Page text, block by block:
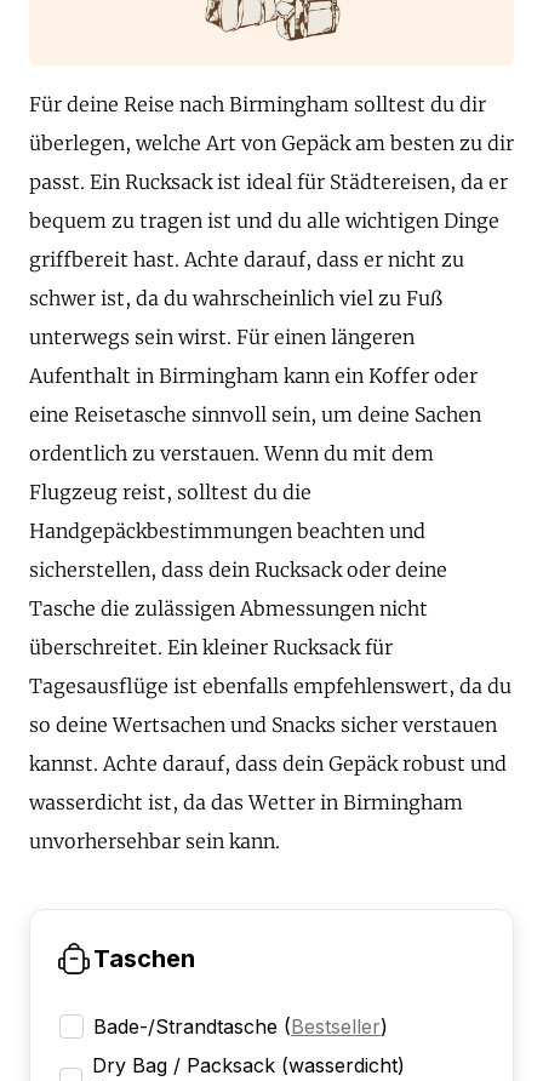
Für deine Reise nach Birmingham solltest du dir
überlegen, welche Art von Gepäck am besten zu dir
passt. Ein Rucksack ist ideal für Städtereisen, da er
bequem zu tragen ist und du alle wichtigen Dinge
griffbereit hast. Achte darauf, dass er nicht zu
schwer ist, da du wahrscheinlich viel zu Fuß
unterwegs sein wirst. Für einen längeren
Aufenthalt in Birmingham kann ein Koffer oder
eine Reisetasche sinnvoll sein, um deine Sachen
ordentlich zu verstauen. Wenn du mit dem
Flugzeug reist, solltest du die
Handgepäckbestimmungen beachten und
sicherstellen, dass dein Rucksack oder deine
Tasche die zulässigen Abmessungen nicht
überschreitet. Ein kleiner Rucksack für
Tagesausflüge ist ebenfalls empfehlenswert, da du
so deine Wertsachen und Snacks sicher verstauen
kannst. Achte darauf, dass dein Gepäck robust und
wasserdicht ist, da das Wetter in Birmingham
unvorhersehbar sein kann.
Taschen
Bade-/Strandtasche (Bestseller)
Dry Bag / Packsack (wasserdicht)